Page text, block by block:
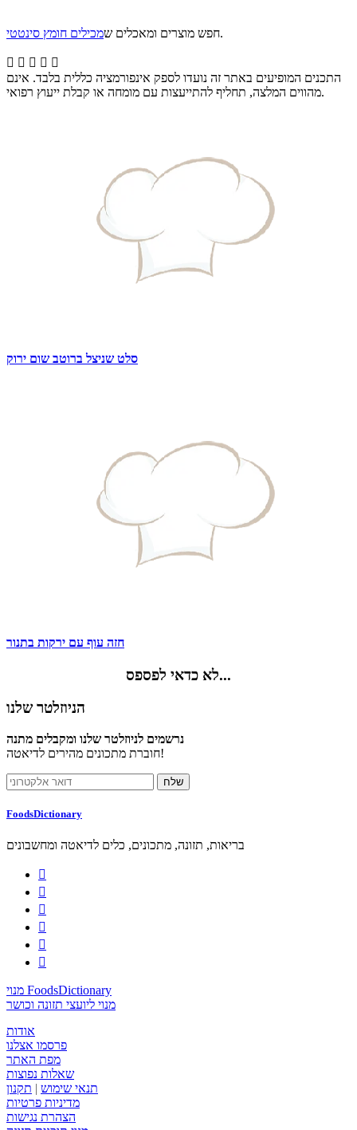
חפש מוצרים ומאכלים שמכילים חומץ סינטטי .
    
התכנים המופיעים באתר זה נועדו לספק אינפורמציה כללית בלבד. אינם
מהווים המלצה, תחליף להתייעצות עם מומחה או קבלת ייעוץ רפואי.
סלט שניצל ברוטב שום ירוק
חזה עוף עם ירקות בתנור
לא כדאי לפספס...
הניוזלטר שלנו
נרשמים לניוזלטר שלנו ומקבלים מתנה
חוברת מתכונים מהירים לדיאטה!
FoodsDictionary
בריאות, תזונה, מתכונים, כלים לדיאטה ומחשבונים






מנוי FoodsDictionary
מנוי ליועצי תזונה וכושר
אודות
פרסמו אצלנו
מפת האתר
שאלות נפוצות
תנאי שימוש | תקנון
מדיניות פרטיות
הצהרת נגישות